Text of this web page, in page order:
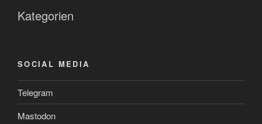
Kategorien
SOCIAL MEDIA
Telegram
Mastodon